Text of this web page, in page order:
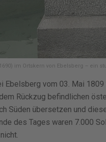
im Ortskern von Ebelsberg – ein
Ebelsberg vom 03. Mai
Rückzug befindlichen
Süden übersetzen und
des Tages waren 7.000